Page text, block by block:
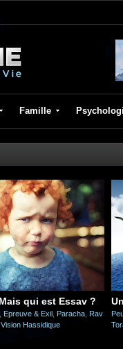
Famille
qui est Essav ?
Epreuve & Exil Paracha Rav
Vision Hassidique